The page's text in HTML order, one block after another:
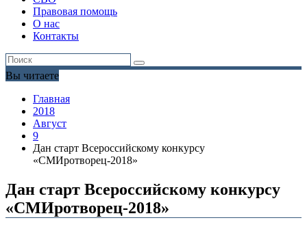
Правовая помощь
О нас
Контакты
Вы читаете
Главная
2018
Август
9
Дан старт Всероссийскому конкурсу
«СМИротворец-2018»
Дан старт Всероссийскому конкурсу
«СМИротворец-2018»